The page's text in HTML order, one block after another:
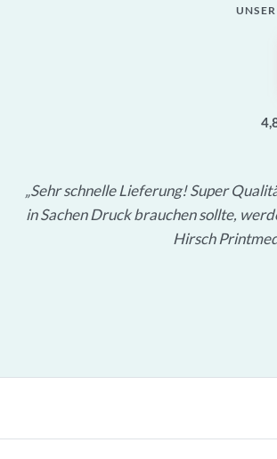
Sehr schnelle Lieferung! Super
in Sachen Druck brauchen sollte,
Hirsch